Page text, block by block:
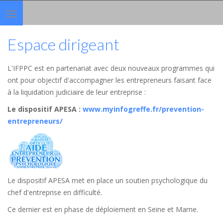
Toggle
navigation
Espace dirigeant
L'IFPPC est en partenariat avec deux nouveaux programmes qui
ont pour objectif d'accompagner les entrepreneurs faisant face
à la liquidation judiciaire de leur entreprise :
Le dispositif APESA : www.myinfogreffe.fr/prevention-
entrepreneurs/
Le dispositif APESA met en place un soutien psychologique du
chef d'entreprise en difficulté.
Ce dernier est en phase de déploiement en Seine et Marne.